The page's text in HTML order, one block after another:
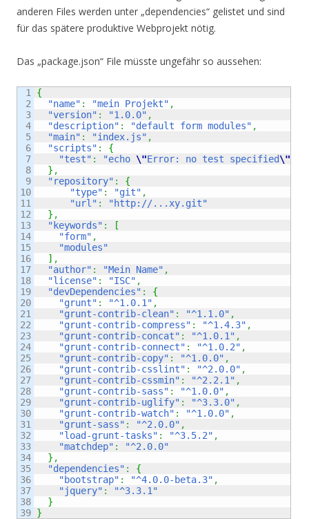
anderen Files werden unter „dependencies“ gelistet und sind
für das spätere produktive Webprojekt nötig.
Das „package.json“ File müsste ungefähr so aussehen:
1
2
3
4
5
6
7
8
9
10
11
12
13
14
15
16
17
18
19
20
21
22
23
24
25
26
27
28
29
30
31
32
33
34
35
36
37
38
{
"name" : "mein Projekt" ,
"version" : "1.0.0" ,
"description" : "default form modules" ,
"main" : "index.js" ,
"scripts" :
{
"test" : "echo \"Error: no test specified\"
} ,
"repository" :
{
"type" : "git" ,
"url" :
"http://...xy.git"
} ,
"keywords" :
[
"form" ,
"modules"
] ,
"author" : "Mein Name" ,
"license" : "ISC" ,
"devDependencies" :
{
"grunt" : "^1.0.1" ,
"grunt-contrib-clean" : "^1.1.0" ,
"grunt-contrib-compress" : "^1.4.3" ,
"grunt-contrib-concat" : "^1.0.1" ,
"grunt-contrib-connect" : "^1.0.2" ,
"grunt-contrib-copy" : "^1.0.0" ,
"grunt-contrib-csslint" : "^2.0.0" ,
"grunt-contrib-cssmin" : "^2.2.1" ,
"grunt-contrib-sass" : "^1.0.0" ,
"grunt-contrib-uglify" : "^3.3.0" ,
"grunt-contrib-watch" : "^1.0.0" ,
"grunt-sass" : "^2.0.0" ,
"load-grunt-tasks" : "^3.5.2" ,
"matchdep" :
"^2.0.0"
} ,
"dependencies" :
{
"bootstrap" : "^4.0.0-beta.3" ,
"jquery" :
"^3.3.1"
}
}